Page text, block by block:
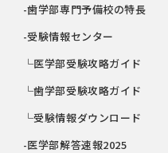
-歯学部専門予備校の特長
-受験情報センター
└医学部受験攻略ガイド
└歯学部受験攻略ガイド
└受験情報ダウンロード
-医学部解答速報2025